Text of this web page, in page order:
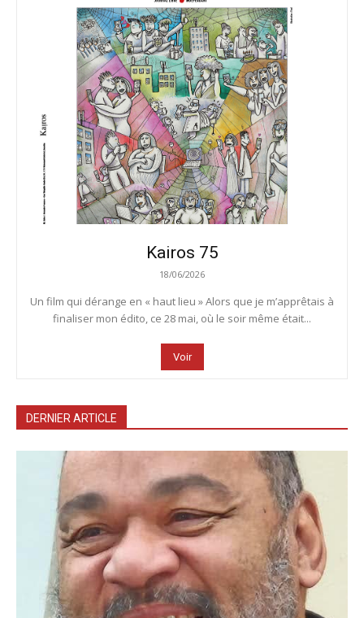
Kairos 75
18/06/2026
Un film qui dérange en « haut lieu » Alors que je m’apprêtais à
finaliser mon édito, ce 28 mai, où le soir même était...
Voir
DERNIER ARTICLE